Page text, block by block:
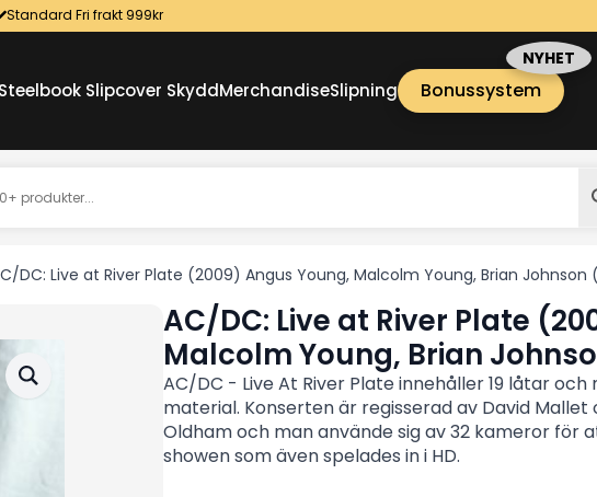
Standard Fri frakt 999kr
Slipcover SkyddMerchandiseSlipning Bonussystem
DC: Live at River Plate (2009) Angus Young, Malcolm Young, Brian Johnson
AC/DC: Live at River Plate
Malcolm Young, Brian
AC/DC - Live At River Plate innehåller 19 låtar
material. Konserten är regisserad av David
Oldham och man använde sig av 32 kameror för
showen som även spelades in i HD.